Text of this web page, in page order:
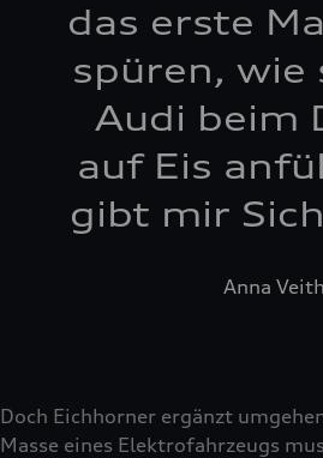
das erste
spüren, wie
Audi beim
auf Eis
gibt mir
Anna Veith
Doch Eichhorner ergänzt
Masse eines Elektrofahrzeugs